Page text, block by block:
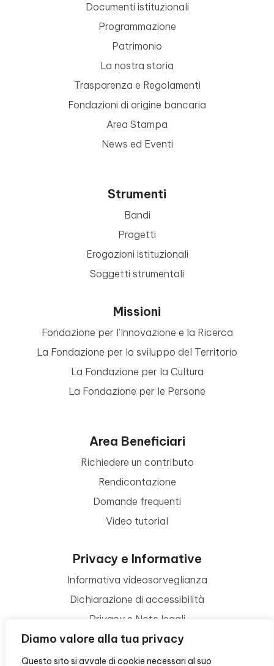
Diamo valore alla tua privacy
Questo sito si avvale di cookie necessari al suo
Documenti istituzionali
Programmazione
Patrimonio
La nostra storia
Trasparenza e Regolamenti
Fondazioni di origine bancaria
Area Stampa
News ed Eventi
Strumenti
Bandi
Progetti
Erogazioni istituzionali
Soggetti strumentali
Missioni
Fondazione per l’Innovazione e la Ricerca
La Fondazione per lo sviluppo del Territorio
La Fondazione per la Cultura
La Fondazione per le Persone
Area Beneficiari
Richiedere un contributo
Rendicontazione
Domande frequenti
Video tutorial
Privacy e Informative
Informativa videosorveglianza
Dichiarazione di accessibilità
Privacy e Note legali
Termini di utilizzo
Cookie policy